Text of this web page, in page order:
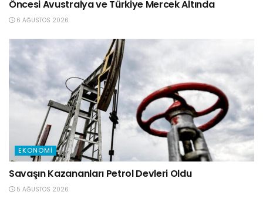
Öncesi Avustralya ve Türkiye Mercek Altında
6 AĞUSTOS 2026
EKONOMI
Savaşın Kazananları Petrol Devleri Oldu
5 AĞUSTOS 2026